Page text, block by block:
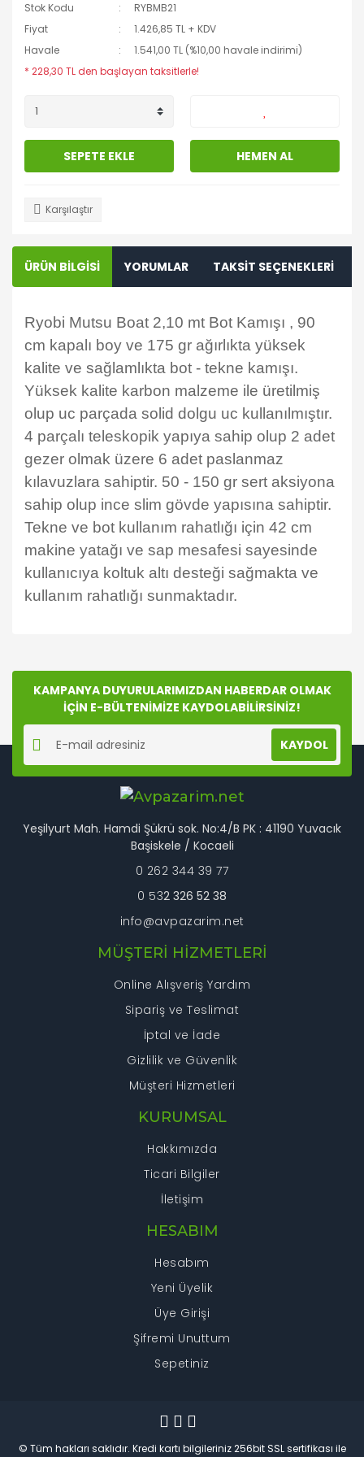
Stok Kodu
RYBMB21
Fiyat
1.426,85 TL + KDV
Havale
1.541,00 TL (%10,00 havale indirimi)
* 228,30 TL den başlayan taksitlerle!
SEPETE EKLE HEMEN AL
Karşılaştır
ÜRÜN BİLGİSİ YORUMLAR TAKSİT SEÇENEKLERİ
Ryobi Mutsu Boat 2,10 mt Bot Kamışı , 90
cm kapalı boy ve 175 gr ağırlıkta yüksek
kalite ve sağlamlıkta bot - tekne kamışı.
Yüksek kalite karbon malzeme ile üretilmiş
olup uc parçada solid dolgu uc kullanılmıştır.
4 parçalı teleskopik yapıya sahip olup 2 adet
gezer olmak üzere 6 adet paslanmaz
kılavuzlara sahiptir. 50 - 150 gr sert aksiyona
sahip olup ince slim gövde yapısına sahiptir.
Tekne ve bot kullanım rahatlığı için 42 cm
makine yatağı ve sap mesafesi sayesinde
kullanıcıya koltuk altı desteği sağmakta ve
kullanım rahatlığı sunmaktadır.
Yorum Yaz
formunu kullanarak tarafımıza iletebilirsiniz.
Görüş ve önerileriniz için teşekkür ederiz.
Ürün resmi kalitesiz, bozuk veya görüntülenemiyor.
Ürün açıklamasında eksik bilgiler bulunuyor.
Ürün bilgilerinde hatalar bulunuyor.
Ürün fiyatı diğer sitelerden daha pahalı.
Bu ürüne benzer farklı alternatifler olmalı.
Gönder
KAMPANYA DUYURULARIMIZDAN HABERDAR OLMAK
İÇİN E-BÜLTENİMİZE KAYDOLABİLİRSİNİZ!
KAYDOL
Yeşilyurt Mah. Hamdi Şükrü sok. No:4/B PK : 41190 Yuvacık
Başiskele / Kocaeli
0 262 344 39 77
0 532 326 52 38
info@avpazarim.net
MÜŞTERİ HİZMETLERİ
Online Alışveriş Yardım
Sipariş ve Teslimat
İptal ve İade
Gizlilik ve Güvenlik
Müşteri Hizmetleri
KURUMSAL
Hakkımızda
Ticari Bilgiler
İletişim
HESABIM
Hesabım
Yeni Üyelik
Üye Girişi
Şifremi Unuttum
Sepetiniz
© Tüm hakları saklıdır. Kredi kartı bilgileriniz 256bit SSL sertifikası ile